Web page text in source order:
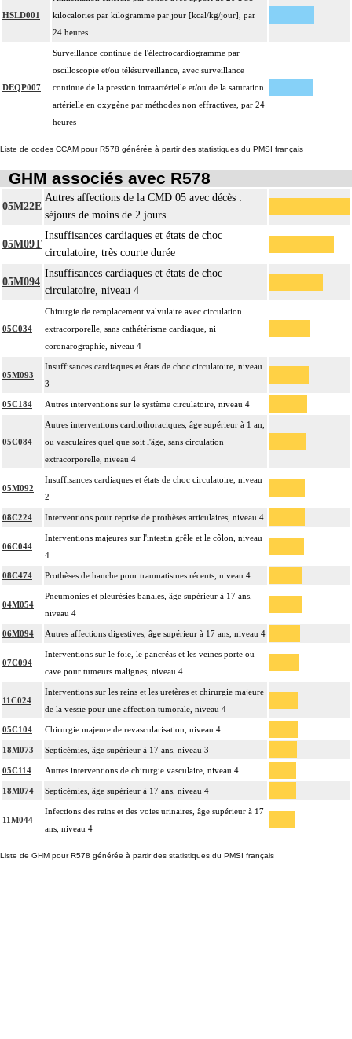
HSLD001
kilocalories par kilogramme par jour [kcal/kg/jour], par
24 heures
DEQP007
Surveillance continue de l'électrocardiogramme par
oscilloscopie et/ou télésurveillance, avec surveillance
continue de la pression intraartérielle et/ou de la saturation
artérielle en oxygène par méthodes non effractives, par 24
heures
Liste de codes CCAM pour R578 générée à partir des statistiques du PMSI français
GHM associés avec R578
05M22E
Autres affections de la CMD 05 avec décès :
séjours de moins de 2 jours
05M09T
Insuffisances cardiaques et états de choc
circulatoire, très courte durée
05M094
Insuffisances cardiaques et états de choc
circulatoire, niveau 4
05C034
Chirurgie de remplacement valvulaire avec circulation
extracorporelle, sans cathétérisme cardiaque, ni
coronarographie, niveau 4
05M093
Insuffisances cardiaques et états de choc circulatoire, niveau
3
05C184 Autres interventions sur le système circulatoire, niveau 4
05C084
Autres interventions cardiothoraciques, âge supérieur à 1 an,
ou vasculaires quel que soit l'âge, sans circulation
extracorporelle, niveau 4
05M092
Insuffisances cardiaques et états de choc circulatoire, niveau
2
08C224 Interventions pour reprise de prothèses articulaires, niveau 4
06C044
Interventions majeures sur l'intestin grêle et le côlon, niveau
4
08C474 Prothèses de hanche pour traumatismes récents, niveau 4
04M054
Pneumonies et pleurésies banales, âge supérieur à 17 ans,
niveau 4
06M094 Autres affections digestives, âge supérieur à 17 ans, niveau 4
07C094
Interventions sur le foie, le pancréas et les veines porte ou
cave pour tumeurs malignes, niveau 4
11C024
Interventions sur les reins et les uretères et chirurgie majeure
de la vessie pour une affection tumorale, niveau 4
05C104 Chirurgie majeure de revascularisation, niveau 4
18M073 Septicémies, âge supérieur à 17 ans, niveau 3
05C114 Autres interventions de chirurgie vasculaire, niveau 4
18M074 Septicémies, âge supérieur à 17 ans, niveau 4
11M044
Infections des reins et des voies urinaires, âge supérieur à 17
ans, niveau 4
Liste de GHM pour R578 générée à partir des statistiques du PMSI français